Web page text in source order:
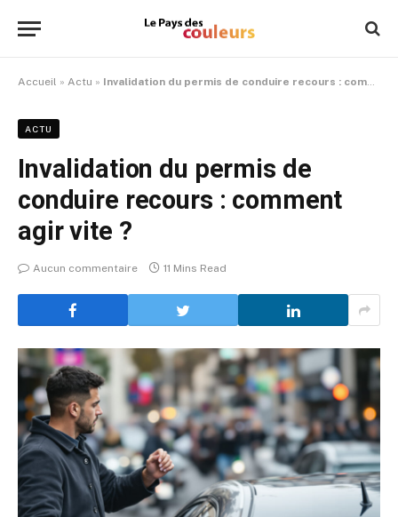
Accueil » Actu » Invalidation du permis de conduire recours : comment agir vite ?
ACTU
Invalidation du permis de
conduire recours : comment
agir vite ?
Aucun commentaire 11 Mins Read